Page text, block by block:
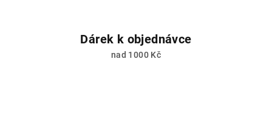
Dárek k objednávce
nad 1000 Kč